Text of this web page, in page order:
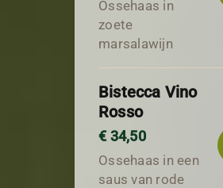
Ossehaas in
zoete
marsalawijn
Bistecca Vino
Rosso
€ 34,50
Ossehaas in een
saus van rode